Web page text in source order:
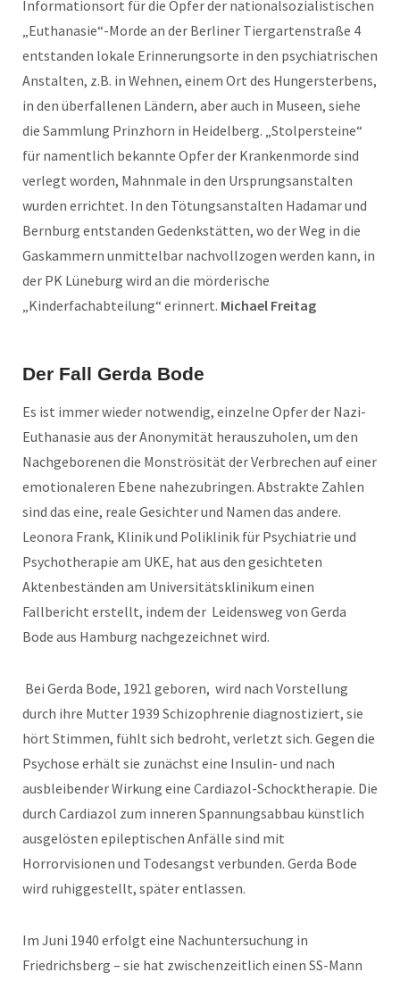
Informationsort für die Opfer der nationalsozialistischen
„Euthanasie“-Morde an der Berliner Tiergartenstraße 4
entstanden lokale Erinnerungsorte in den psychiatrischen
Anstalten, z.B. in Wehnen, einem Ort des Hungersterbens,
in den überfallenen Ländern, aber auch in Museen, siehe
die Sammlung Prinzhorn in Heidelberg. „Stolpersteine“
für namentlich bekannte Opfer der Krankenmorde sind
verlegt worden, Mahnmale in den Ursprungsanstalten
wurden errichtet. In den Tötungsanstalten Hadamar und
Bernburg entstanden Gedenkstätten, wo der Weg in die
Gaskammern unmittelbar nachvollzogen werden kann, in
der PK Lüneburg wird an die mörderische
„Kinderfachabteilung“ erinnert. Michael Freitag
Der Fall Gerda Bode
Es ist immer wieder notwendig, einzelne Opfer der Nazi-
Euthanasie aus der Anonymität herauszuholen, um den
Nachgeborenen die Monströsität der Verbrechen auf einer
emotionaleren Ebene nahezubringen. Abstrakte Zahlen
sind das eine, reale Gesichter und Namen das andere.
Leonora Frank, Klinik und Poliklinik für Psychiatrie und
Psychotherapie am UKE, hat aus den gesichteten
Aktenbeständen am Universitätsklinikum einen
Fallbericht erstellt, indem der Leidensweg von Gerda
Bode aus Hamburg nachgezeichnet wird.
Bei Gerda Bode, 1921 geboren, wird nach Vorstellung
durch ihre Mutter 1939 Schizophrenie diagnostiziert, sie
hört Stimmen, fühlt sich bedroht, verletzt sich. Gegen die
Psychose erhält sie zunächst eine Insulin- und nach
ausbleibender Wirkung eine Cardiazol-Schocktherapie. Die
durch Cardiazol zum inneren Spannungsabbau künstlich
ausgelösten epileptischen Anfälle sind mit
Horrorvisionen und Todesangst verbunden. Gerda Bode
wird ruhiggestellt, später entlassen.
Im Juni 1940 erfolgt eine Nachuntersuchung in
Friedrichsberg – sie hat zwischenzeitlich einen SS-Mann